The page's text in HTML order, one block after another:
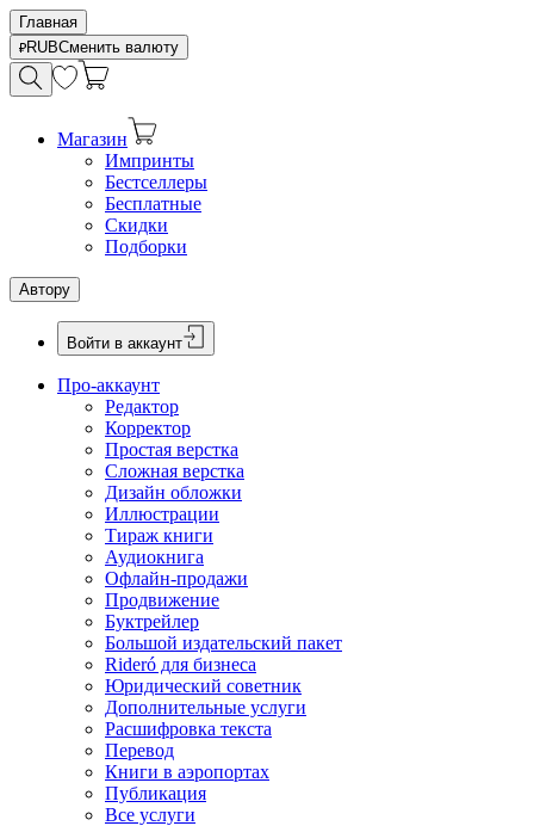
Главная
RUBСменить валюту
Магазин
Импринты
Бестселлеры
Бесплатные
Скидки
Подборки
Автору
Войти в аккаунт
Про-аккаунт
Редактор
Корректор
Простая верстка
Сложная верстка
Дизайн обложки
Иллюстрации
Тираж книги
Аудиокнига
Офлайн-продажи
Продвижение
Буктрейлер
Большой издательский пакет
Rideró для бизнеса
Юридический советник
Дополнительные услуги
Расшифровка текста
Перевод
Книги в аэропортах
Публикация
Все услуги